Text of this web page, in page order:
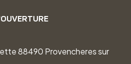
88490 Provencheres sur